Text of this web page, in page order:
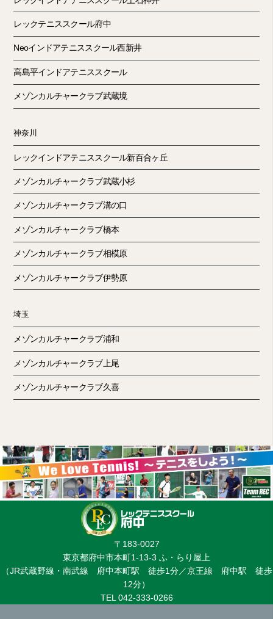
レックテニススクール府中
Neoインドアテニススクール西新井
高島平インドアテニススクール
メゾンカルチャークラブ武蔵境
神奈川
レックインドアテニススクール新百合ヶ丘
メゾンカルチャークラブ武蔵小杉
メゾンカルチャークラブ溝の口
メゾンカルチャークラブ橋本
メゾンカルチャークラブ相模原
メゾンカルチャークラブ伊勢原
埼玉
メゾンカルチャークラブ浦和
メゾンカルチャークラブ上尾
メゾンカルチャークラブ久喜
〒183-0027
東京都府中市本町1-13-3 ふ・らり屋上
（JR武蔵野線・南武線 府中本町駅 徒歩1分／京王線 府中駅 徒歩
12分）
TEL 042-333-0266